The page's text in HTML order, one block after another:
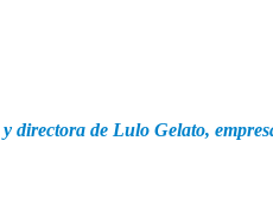
directora de Lulo Gelato,